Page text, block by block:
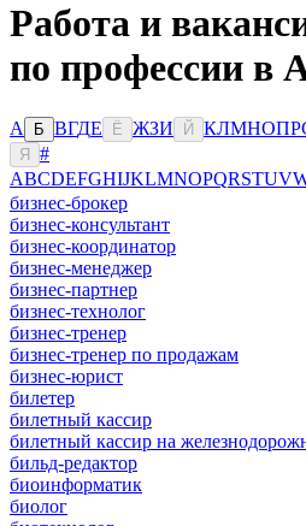
Работа и
по профессии в
А Б ВГДЕ Ё ЖЗИ Й КЛМНОПР
Я
#
ABCDEFGHIJKLMNOPQRSTUV
бизнес-брокер
бизнес-консультант
бизнес-координатор
бизнес-менеджер
бизнес-партнер
бизнес-технолог
бизнес-тренер
бизнес-тренер по продажам
бизнес-юрист
билетер
билетный кассир
билетный кассир на
бильд-редактор
биоинформатик
биолог